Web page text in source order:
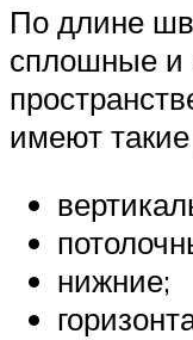
По длине
сплошные и
имеют
нижние;